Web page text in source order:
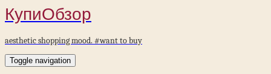
КупиОбзор
aesthetic shopping mood. #want to buy
Toggle navigation